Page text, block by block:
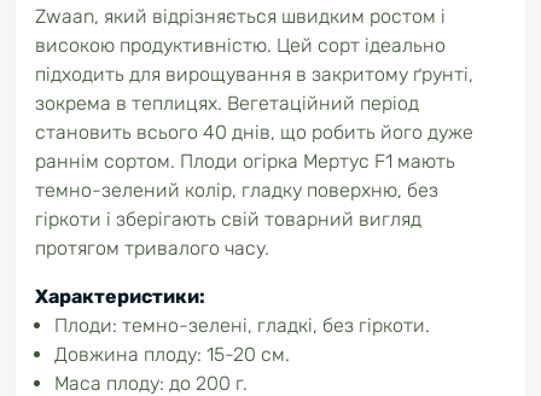
Zwaan, який відрізняється швидким ростом і
високою продуктивністю. Цей сорт ідеально
підходить для вирощування в закритому ґрунті,
зокрема в теплицях. Вегетаційний період
становить всього 40 днів, що робить його дуже
раннім сортом. Плоди огірка Мертус F1 мають
темно-зелений колір, гладку поверхню, без
гіркоти і зберігають свій товарний вигляд
протягом тривалого часу.
Характеристики:
Плоди: темно-зелені, гладкі, без гіркоти.
Довжина плоду: 15-20 см.
Маса плоду: до 200 г.